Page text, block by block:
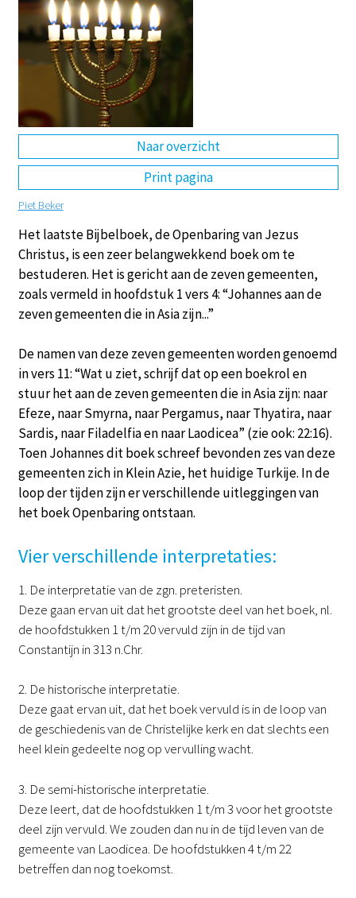
Naar overzicht
Print pagina
Piet Beker
Het laatste Bijbelboek, de Openbaring van Jezus
Christus, is een zeer belangwekkend boek om te
bestuderen. Het is gericht aan de zeven gemeenten,
zoals vermeld in hoofdstuk 1 vers 4: “Johannes aan de
zeven gemeenten die in Asia zijn...”
De namen van deze zeven gemeenten worden genoemd
in vers 11: “Wat u ziet, schrijf dat op een boekrol en
stuur het aan de zeven gemeenten die in Asia zijn: naar
Efeze, naar Smyrna, naar Pergamus, naar Thyatira, naar
Sardis, naar Filadelfia en naar Laodicea” (zie ook: 22:16).
Toen Johannes dit boek schreef bevonden zes van deze
gemeenten zich in Klein Azie, het huidige Turkije. In de
loop der tijden zijn er verschillende uitleggingen van
het boek Openbaring ontstaan.
Vier verschillende interpretaties:
1. De interpretatie van de zgn. preteristen.
Deze gaan ervan uit dat het grootste deel van het boek, nl.
de hoofdstukken 1 t/m 20 vervuld zijn in de tijd van
Constantijn in 313 n.Chr.
2. De historische interpretatie.
Deze gaat ervan uit, dat het boek vervuld is in de loop van
de geschiedenis van de Christelijke kerk en dat slechts een
heel klein gedeelte nog op vervulling wacht.
3. De semi-historische interpretatie.
Deze leert, dat de hoofdstukken 1 t/m 3 voor het grootste
deel zijn vervuld. We zouden dan nu in de tijd leven van de
gemeente van Laodicea. De hoofdstukken 4 t/m 22
betreffen dan nog toekomst.
DE EN